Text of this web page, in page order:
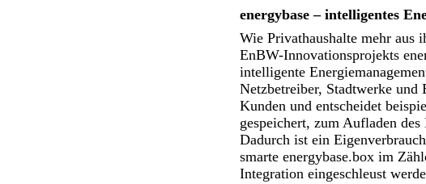
energybase – intelligentes
Wie Privathaushalte mehr aus
EnBW-Innovationsprojekts
intelligente
Netzbetreiber, Stadtwerke
Kunden und entscheidet
gespeichert, zum Aufladen
Dadurch ist ein
smarte energybase.box im
Integration eingeschleust